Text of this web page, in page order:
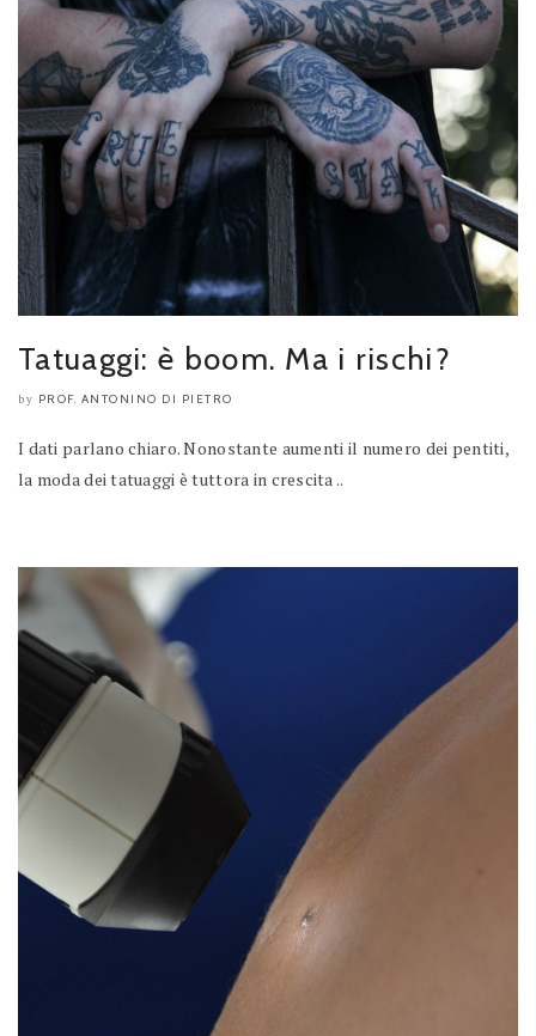
Tatuaggi: è boom. Ma i rischi?
by PROF. ANTONINO DI PIETRO
I dati parlano chiaro. Nonostante aumenti il numero dei pentiti,
la moda dei tatuaggi è tuttora in crescita ..